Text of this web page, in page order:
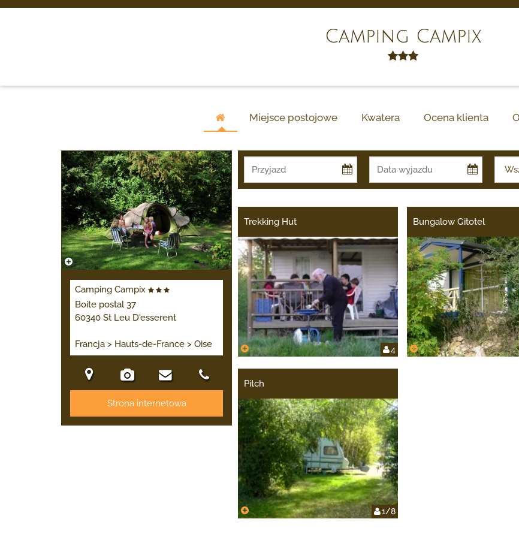
Camping Campix
Miejsce postojowe Kwatera Ocena klienta
Camping Campix
Boite postal 37
60340 St Leu D'esserent
Francja > Hauts-de-France > Oise
Strona internetowa
4
Trekking Hut Bungalow Gitotel
1/8
Pitch